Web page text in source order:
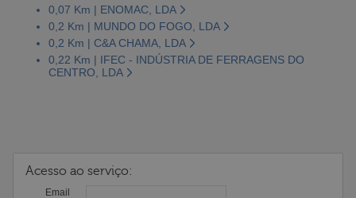
0,07 Km | ENOMAC, LDA
0,2 Km | MUNDO DO FOGO, LDA
0,2 Km | C&A CHAMA, LDA
0,22 Km | IFEC - INDÚSTRIA DE FERRAGENS DO
CENTRO, LDA
Acesso ao serviço:
Email